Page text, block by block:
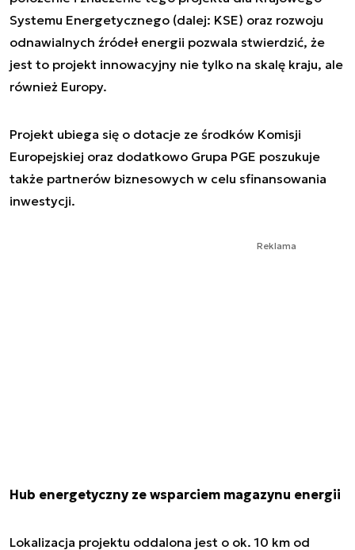
Systemu Energetycznego (dalej: KSE) oraz rozwoju
odnawialnych źródeł energii pozwala stwierdzić, że
jest to projekt innowacyjny nie tylko na skalę kraju, ale
również Europy.
Projekt ubiega się o dotacje ze środków Komisji
Europejskiej oraz dodatkowo Grupa PGE poszukuje
także partnerów biznesowych w celu sfinansowania
inwestycji.
Reklama
Hub energetyczny ze wsparciem magazynu energii
Lokalizacja projektu oddalona jest o ok. 10 km od